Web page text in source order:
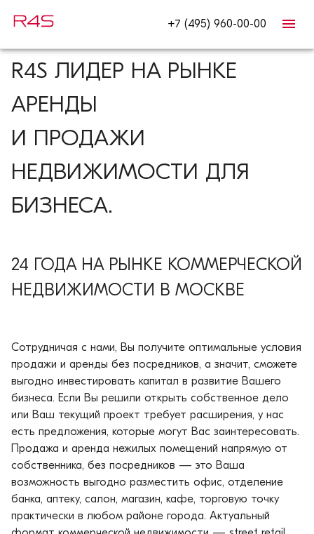
+7 (495) 960-00-00
R4S ЛИДЕР НА РЫНКЕ
АРЕНДЫ
И ПРОДАЖИ
НЕДВИЖИМОСТИ ДЛЯ
БИЗНЕСА.
24 ГОДАНА РЫНКЕ КОММЕРЧЕСКОЙ
НЕДВИЖИМОСТИ В МОСКВЕ
Сотрудничая с нами, Вы получите оптимальные условия
продажи и аренды без посредников, а значит, сможете
выгодно инвестировать капитал в развитие Вашего
бизнеса. Если Вы решили открыть собственное дело
или Ваш текущий проект требует расширения, у нас
есть предложения, которые могут Вас заинтересовать.
Продажа и аренда нежилых помещений напрямую от
собственника, без посредников — это Ваша
возможность выгодно разместить офис, отделение
банка, аптеку, салон, магазин, кафе, торговую точку
практически в любом районе города. Актуальный